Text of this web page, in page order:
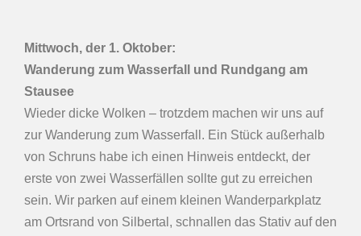
Mittwoch, der 1. Oktober:
Wanderung zum Wasserfall und Rundgang am
Stausee
Wieder dicke Wolken – trotzdem machen wir uns auf
zur Wanderung zum Wasserfall. Ein Stück außerhalb
von Schruns habe ich einen Hinweis entdeckt, der
erste von zwei Wasserfällen sollte gut zu erreichen
sein. Wir parken auf einem kleinen Wanderparkplatz
am Ortsrand von Silbertal, schnallen das Stativ auf den